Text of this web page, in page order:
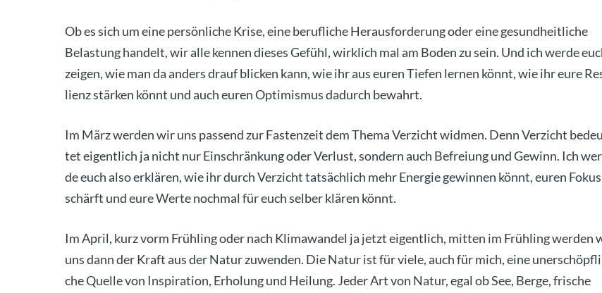
Ob es sich um eine per­sön­li­che Kri­se, eine beruf­li­che Her­aus­for­de­rung oder eine gesund­heit­li­che
Belas­tung han­delt, wir alle ken­nen die­ses Gefühl, wirk­lich mal am Boden zu sein. Und ich wer­de
zei­gen, wie man da anders drauf bli­cken kann, wie ihr aus euren Tie­fen ler­nen könnt, wie ihr eure
li­enz stär­ken könnt und auch euren Opti­mis­mus dadurch bewahrt.
Im März wer­den wir uns pas­send zur Fas­ten­zeit dem The­ma Ver­zicht wid­men. Denn Ver­zicht
tet eigent­lich ja nicht nur Ein­schrän­kung oder Ver­lust, son­dern auch Befrei­ung und Gewinn. Ich
de euch also erklä­ren, wie ihr durch Ver­zicht tat­säch­lich mehr Ener­gie gewin­nen könnt, euren Fokus
schärft und eure Wer­te noch­mal für euch sel­ber klä­ren könnt.
Im April, kurz vorm Früh­ling oder nach Kli­ma­wan­del ja jetzt eigent­lich, mit­ten im Früh­ling wer­den
uns dann der Kraft aus der Natur zuwen­den. Die Natur ist für vie­le, auch für mich, eine
che Quel­le von Inspi­ra­ti­on, Erho­lung und Hei­lung. Jeder Art von Natur, egal ob See, Ber­ge, fri­sche